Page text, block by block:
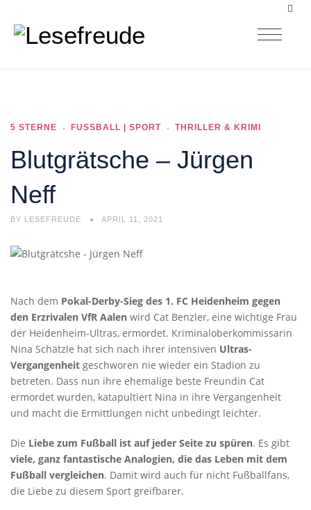
5 STERNE FUSSBALL | SPORT THRILLER & KRIMI
Blutgrätsche – Jürgen
Neff
BY LESEFREUDE APRIL 11, 2021
Nach dem Pokal-Derby-Sieg des 1. FC Heidenheim gegen
den Erzrivalen VfR Aalen wird Cat Benzler, eine wichtige Frau
der Heidenheim-Ultras, ermordet. Kriminaloberkommissarin
Nina Schätzle hat sich nach ihrer intensiven Ultras-
Vergangenheit geschworen nie wieder ein Stadion zu
betreten. Dass nun ihre ehemalige beste Freundin Cat
ermordet wurden, katapultiert Nina in ihre Vergangenheit
und macht die Ermittlungen nicht unbedingt leichter.
Die Liebe zum Fußball ist auf jeder Seite zu spüren. Es gibt
viele, ganz fantastische Analogien, die das Leben mit dem
Fußball vergleichen. Damit wird auch für nicht Fußballfans,
die Liebe zu diesem Sport greifbarer.